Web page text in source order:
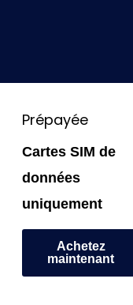
Prépayée
Cartes SIM de
données
uniquement
Achetez
maintenant